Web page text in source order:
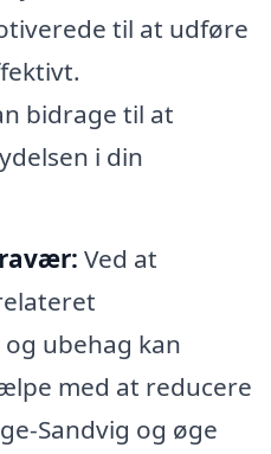
til at udføre
bidrage til at
i din
Ved at
ubehag kan
med at reducere
Sandvig og øge